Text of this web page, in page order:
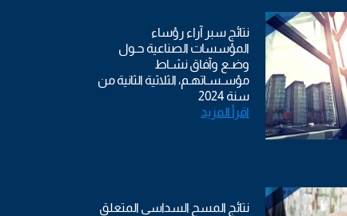
نتائج سبر آراء رؤساء
المؤسسات الصناعية حـول
وضـع وآفاق نشـاط
مؤسـسـاتهـم، الثلاثية الثانية من
سنة 2024
اقرأ المزيد
نتائج المسح السداسي المتعلق